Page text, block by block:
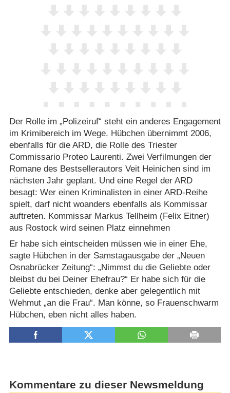
Der Rolle im „Polizeiruf“ steht ein anderes Engagement
im Krimibereich im Wege. Hübchen übernimmt 2006,
ebenfalls für die ARD, die Rolle des Triester
Commissario Proteo Laurenti. Zwei Verfilmungen der
Romane des Bestsellerautors Veit Heinichen sind im
nächsten Jahr geplant. Und eine Regel der ARD
besagt: Wer einen Kriminalisten in einer ARD-Reihe
spielt, darf nicht woanders ebenfalls als Kommissar
auftreten. Kommissar Markus Tellheim (Felix Eitner)
aus Rostock wird seinen Platz einnehmen
Er habe sich eintscheiden müssen wie in einer Ehe,
sagte Hübchen in der Samstagausgabe der „Neuen
Osnabrücker Zeitung“: „Nimmst du die Geliebte oder
bleibst du bei Deiner Ehefrau?“ Er habe sich für die
Geliebte entschieden, denke aber gelegentlich mit
Wehmut „an die Frau“. Man könne, so Frauenschwarm
Hübchen, eben nicht alles haben.
Kommentare zu dieser Newsmeldung